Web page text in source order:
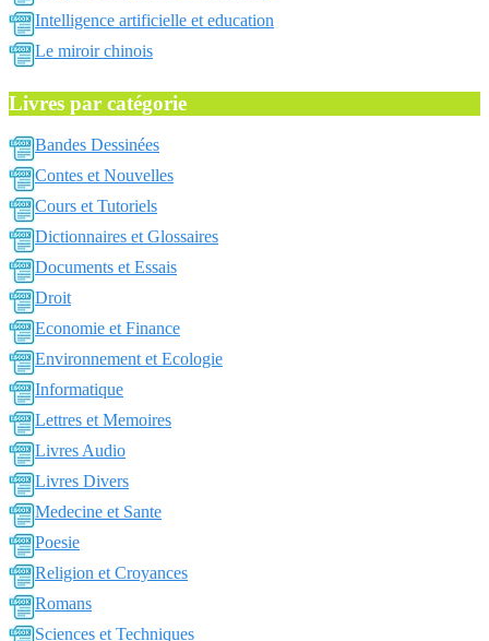
Intelligence artificielle et education
Le miroir chinois
Livres par catégorie
Bandes Dessinées
Contes et Nouvelles
Cours et Tutoriels
Dictionnaires et Glossaires
Documents et Essais
Droit
Economie et Finance
Environnement et Ecologie
Informatique
Lettres et Memoires
Livres Audio
Livres Divers
Medecine et Sante
Poesie
Religion et Croyances
Romans
Sciences et Techniques